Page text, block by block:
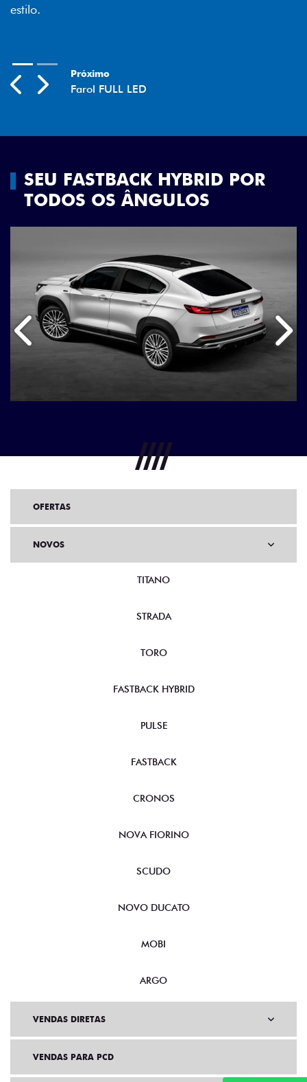
SEU FASTBACK HYBRID POR
TODOS OS ÂNGULOS
Anterior
OFERTAS
NOVOS
TITANO
STRADA
TORO
FASTBACK HYBRID
PULSE
FASTBACK
CRONOS
NOVA FIORINO
SCUDO
NOVO DUCATO
MOBI
ARGO
VENDAS DIRETAS
VENDAS PARA PCD